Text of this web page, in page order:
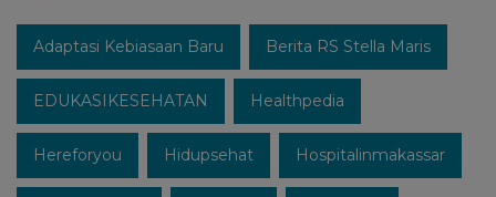
Adaptasi Kebiasaan Baru Berita RS Stella Maris
EDUKASIKESEHATAN Healthpedia
Hereforyou Hidupsehat Hospitalinmakassar